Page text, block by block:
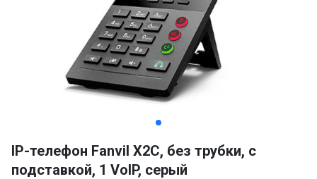
of
2
IP-телефон Fanvil X2C, без трубки, с
подставкой, 1 VoIP, серый